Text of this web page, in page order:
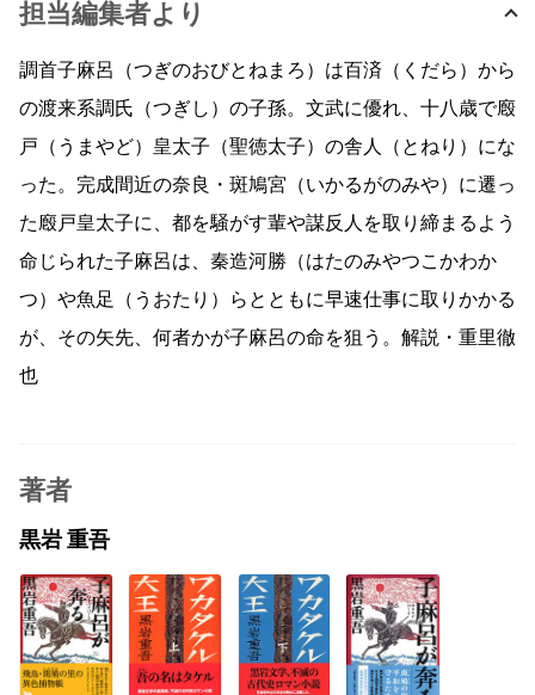
担当編集者より
調首子麻呂（つぎのおびとねまろ）は百済（くだら）から
の渡来系調氏（つぎし）の子孫。文武に優れ、十八歳で廏
戸（うまやど）皇太子（聖徳太子）の舎人（とねり）にな
った。完成間近の奈良・斑鳩宮（いかるがのみや）に遷っ
た廏戸皇太子に、都を騒がす輩や謀反人を取り締まるよう
命じられた子麻呂は、秦造河勝（はたのみやつこかわか
つ）や魚足（うおたり）らとともに早速仕事に取りかかる
が、その矢先、何者かが子麻呂の命を狙う。解説・重里徹
也
著者
黒岩 重吾